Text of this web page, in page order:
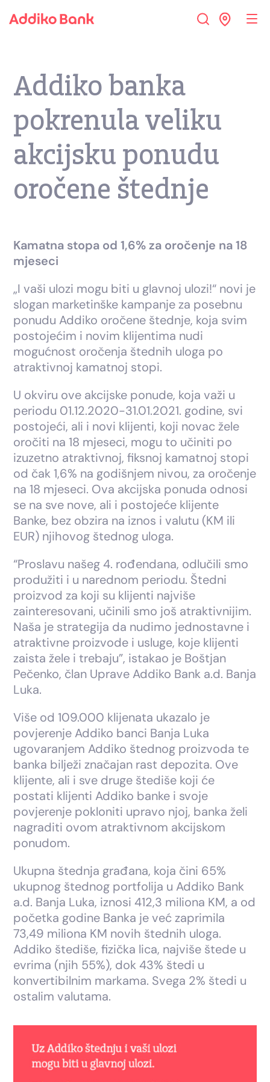
Addiko banka
pokrenula veliku
akcijsku ponudu
oročene štednje
Kamatna stopa od 1,6% za oročenje na 18
mjeseci
„I vaši ulozi mogu biti u glavnoj ulozi!“ novi je
slogan marketinške kampanje za posebnu
ponudu Addiko oročene štednje, koja svim
postojećim i novim klijentima nudi
mogućnost oročenja štednih uloga po
atraktivnoj kamatnoj stopi.
U okviru ove akcijske ponude, koja važi u
periodu 01.12.2020-31.01.2021. godine, svi
postojeći, ali i novi klijenti, koji novac žele
oročiti na 18 mjeseci, mogu to učiniti po
izuzetno atraktivnoj, fiksnoj kamatnoj stopi
od čak 1,6% na godišnjem nivou, za oročenje
na 18 mjeseci. Ova akcijska ponuda odnosi
se na sve nove, ali i postojeće klijente
Banke, bez obzira na iznos i valutu (KM ili
EUR) njihovog štednog uloga.
“Proslavu našeg 4. rođendana, odlučili smo
produžiti i u narednom periodu. Štedni
proizvod za koji su klijenti najviše
zainteresovani, učinili smo još atraktivnijim.
Naša je strategija da nudimo jednostavne i
atraktivne proizvode i usluge, koje klijenti
zaista žele i trebaju”, istakao je Boštjan
Pečenko, član Uprave Addiko Bank a.d. Banja
Luka.
Više od 109.000 klijenata ukazalo je
povjerenje Addiko banci Banja Luka
ugovaranjem Addiko štednog proizvoda te
banka bilježi značajan rast depozita. Ove
klijente, ali i sve druge štediše koji će
postati klijenti Addiko banke i svoje
povjerenje pokloniti upravo njoj, banka želi
nagraditi ovom atraktivnom akcijskom
ponudom.
Ukupna štednja građana, koja čini 65%
ukupnog štednog portfolija u Addiko Bank
a.d. Banja Luka, iznosi 412,3 miliona KM, a od
početka godine Banka je već zaprimila
73,49 miliona KM novih štednih uloga.
Addiko štediše, fizička lica, najviše štede u
evrima (njih 55%), dok 43% štedi u
konvertibilnim markama. Svega 2% štedi u
ostalim valutama.